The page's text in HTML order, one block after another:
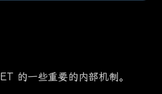
的一些重要的内部机制。